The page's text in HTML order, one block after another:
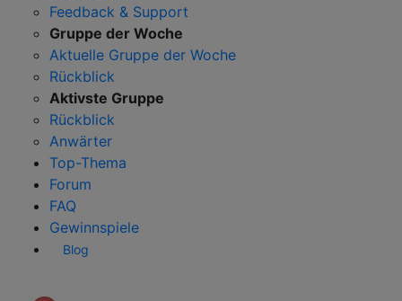
Feedback & Support
Gruppe der Woche
Aktuelle Gruppe der Woche
Rückblick
Aktivste Gruppe
Rückblick
Anwärter
Top-Thema
Forum
FAQ
Gewinnspiele
Blog